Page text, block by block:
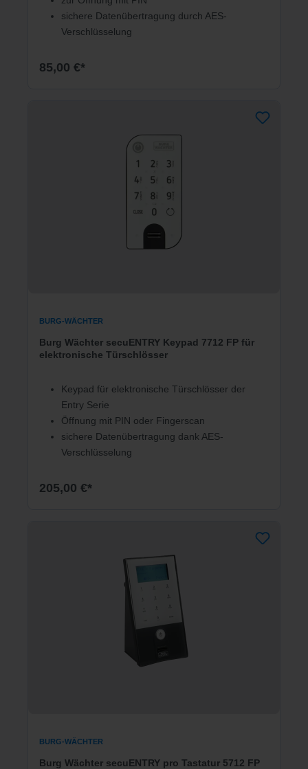
sichere Datenübertragung durch AES-
Verschlüsselung
85,00 €*
BURG-WÄCHTER
Burg Wächter secuENTRY Keypad 7712 FP für
elektronische Türschlösser
Keypad für elektronische Türschlösser der
Entry Serie
Öffnung mit PIN oder Fingerscan
sichere Datenübertragung dank AES-
Verschlüsselung
205,00 €*
BURG-WÄCHTER
Burg Wächter secuENTRY pro Tastatur 5712 FP